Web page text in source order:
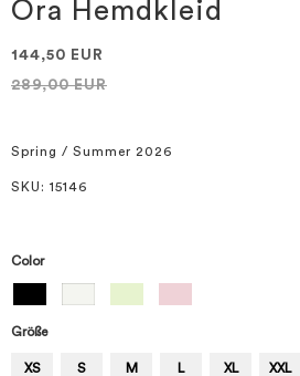
Ora Hemdkleid
144,50 EUR
289,00 EUR
Spring / Summer 2026
SKU : 15146
Color
Größe
XS S M L XL XXL